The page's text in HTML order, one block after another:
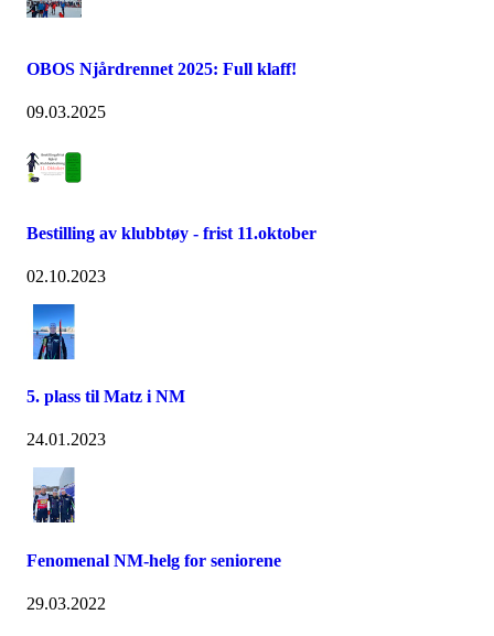
OBOS Njårdrennet 2025: Full klaff!
09.03.2025
Bestilling av klubbtøy - frist 11.oktober
02.10.2023
5. plass til Matz i NM
24.01.2023
Fenomenal NM-helg for seniorene
29.03.2022